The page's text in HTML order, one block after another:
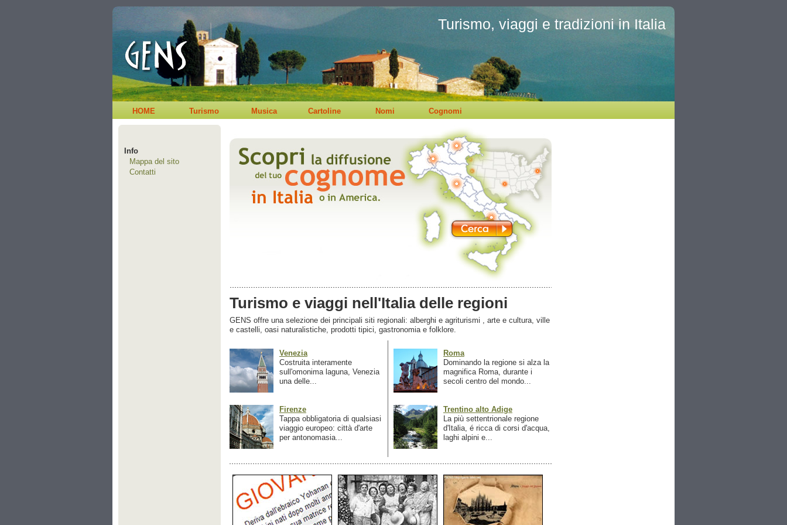
Turismo, viaggi e tradizioni in Italia
HOME Turismo Musica Cartoline Nomi Cognomi
Info
Mappa del sito
Contatti
Turismo e viaggi nell'Italia delle regioni
GENS offre una selezione dei principali siti regionali: alberghi e agriturismi , arte e cultura, ville
e castelli, oasi naturalistiche, prodotti tipici, gastronomia e folklore.
Venezia
Costruita interamente
sull'omonima laguna, Venezia
una delle...
Firenze
Tappa obbligatoria di qualsiasi
viaggio europeo: città d'arte
per antonomasia...
Roma
Dominando la regione si alza la
magnifica Roma, durante i
secoli centro del mondo...
Trentino alto Adige
La più settentrionale regione
d'Italia, é ricca di corsi d'acqua,
laghi alpini e...